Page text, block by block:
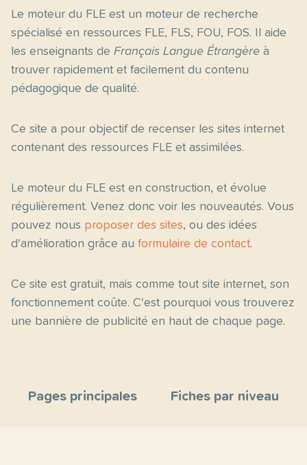
Le moteur du FLE est un moteur de recherche
spécialisé en ressources FLE, FLS, FOU, FOS. Il aide
les enseignants de Français Langue Étrangère à
trouver rapidement et facilement du contenu
pédagogique de qualité.
Ce site a pour objectif de recenser les sites internet
contenant des ressources FLE et assimilées.
Le moteur du FLE est en construction, et évolue
régulièrement. Venez donc voir les nouveautés. Vous
pouvez nous proposer des sites, ou des idées
d'amélioration grâce au formulaire de contact.
Ce site est gratuit, mais comme tout site internet, son
fonctionnement coûte. C'est pourquoi vous trouverez
une bannière de publicité en haut de chaque page.
Pages principales Fiches par niveau